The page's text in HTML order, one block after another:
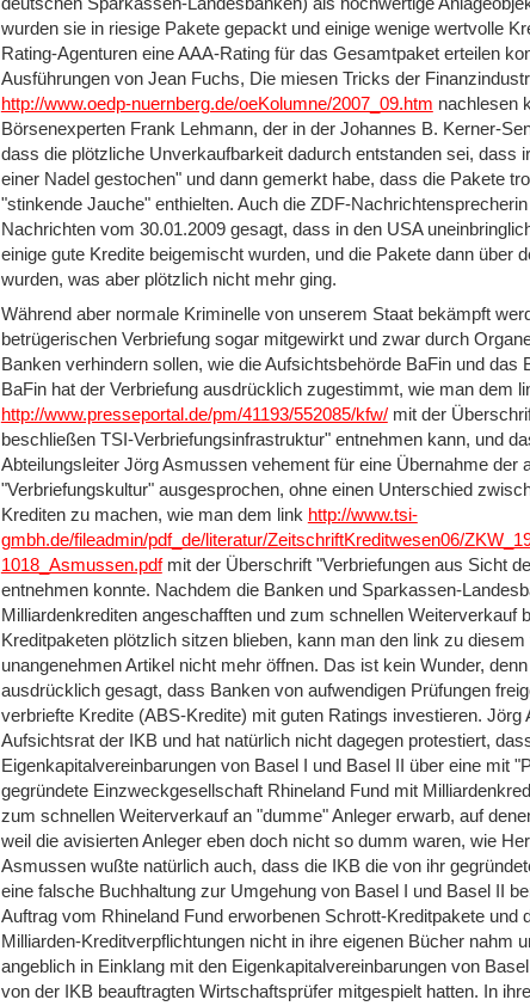
wurden sie in riesige Pakete gepackt und einige wenige wertvolle
Rating-Agenturen eine AAA-Rating für das Gesamtpaket erteilen
Ausführungen von Jean Fuchs, Die miesen Tricks der
http://www.oedp-nuernberg.de/oeKolumne/2007_09.htm nachlesen
Börsenexperten Frank Lehmann, der in der Johannes B. Kerner-
dass die plötzliche Unverkaufbarkeit dadurch entstanden sei, dass
einer Nadel gestochen" und dann gemerkt habe, dass die Pakete
"stinkende Jauche" enthielten. Auch die ZDF-
Nachrichten vom 30.01.2009 gesagt, dass in den USA
einige gute Kredite beigemischt wurden, und die Pakete dann über
wurden, was aber plötzlich nicht mehr ging.
Während aber normale Kriminelle von unserem Staat bekämpft
betrügerischen Verbriefung sogar mitgewirkt und zwar durch
Banken verhindern sollen, wie die Aufsichtsbehörde BaFin und das
BaFin hat der Verbriefung ausdrücklich zugestimmt, wie man dem
http://www.presseportal.de/pm/41193/552085/kfw/ mit der
beschließen TSI-Verbriefungsinfrastruktur" entnehmen kann, und
Abteilungsleiter Jörg Asmussen vehement für eine Übernahme der
"Verbriefungskultur" ausgesprochen, ohne einen Unterschied
Krediten zu machen, wie man dem link http://www.tsi-
gmbh.de/fileadmin/pdf_de/literatur/ZeitschriftKreditwesen06/
1018_Asmussen.pdfmit der Überschrift "Verbriefungen aus Sicht
entnehmen konnte. Nachdem die Banken und Sparkassen-
Milliardenkrediten angeschafften und zum schnellen Weiterverkauf
Kreditpaketen plötzlich sitzen blieben, kann man den link zu
unangenehmen Artikel nicht mehr öffnen. Das ist kein Wunder,
ausdrücklich gesagt, dass Banken von aufwendigen Prüfungen
verbriefte Kredite (ABS-Kredite) mit guten Ratings investieren.
Aufsichtsrat der IKB und hat natürlich nicht dagegen protestiert,
Eigenkapitalvereinbarungen von Basel I und Basel II über eine mit
gegründete Einzweckgesellschaft Rhineland Fund mit
zum schnellen Weiterverkauf an "dumme" Anleger erwarb, auf
weil die avisierten Anleger eben doch nicht so dumm waren, wie
Asmussen wußte natürlich auch, dass die IKB die von ihr
eine falsche Buchhaltung zur Umgehung von Basel I und Basel II
Auftrag vom Rhineland Fund erworbenen Schrott-Kreditpakete und
Milliarden-Kreditverpflichtungen nicht in ihre eigenen Bücher nahm
angeblich in Einklang mit den Eigenkapitalvereinbarungen von
von der IKB beauftragten Wirtschaftsprüfer mitgespielt hatten. In